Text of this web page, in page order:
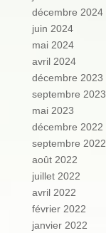
décembre 2024
juin 2024
mai 2024
avril 2024
décembre 2023
septembre 2023
mai 2023
décembre 2022
septembre 2022
août 2022
juillet 2022
avril 2022
février 2022
janvier 2022